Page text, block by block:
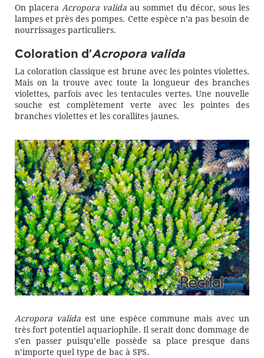
On placera Acropora valida au sommet du décor, sous les
lampes et près des pompes. Cette espèce n’a pas besoin de
nourrissages particuliers.
Coloration d’Acropora valida
La coloration classique est brune avec les pointes violettes.
Mais on la trouve avec toute la longueur des branches
violettes, parfois avec les tentacules vertes. Une nouvelle
souche est complètement verte avec les pointes des
branches violettes et les corallites jaunes.
Acropora validaest une espèce commune mais avec un
très fort potentiel aquariophile. Il serait donc dommage de
s’en passer puisqu’elle possède sa place presque dans
n’importe quel type de bac à SPS.